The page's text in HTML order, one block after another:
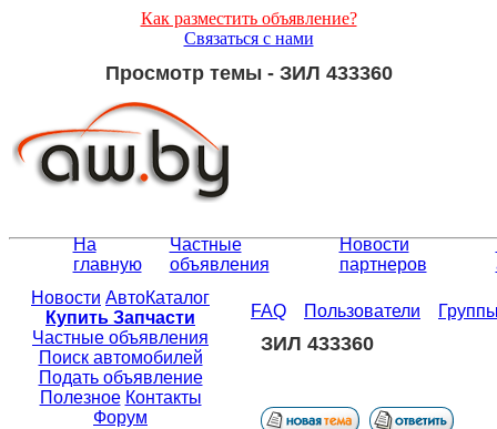
Как разместить объявление?
Связаться с нами
Просмотр темы - ЗИЛ 433360
На
главную
Частные
объявления
Новости
партнеров
Новости АвтоКаталог
Купить Запчасти
Частные объявления
Поиск автомобилей
Подать объявление
Полезное Контакты
Форум
FAQ Пользователи
ЗИЛ 433360